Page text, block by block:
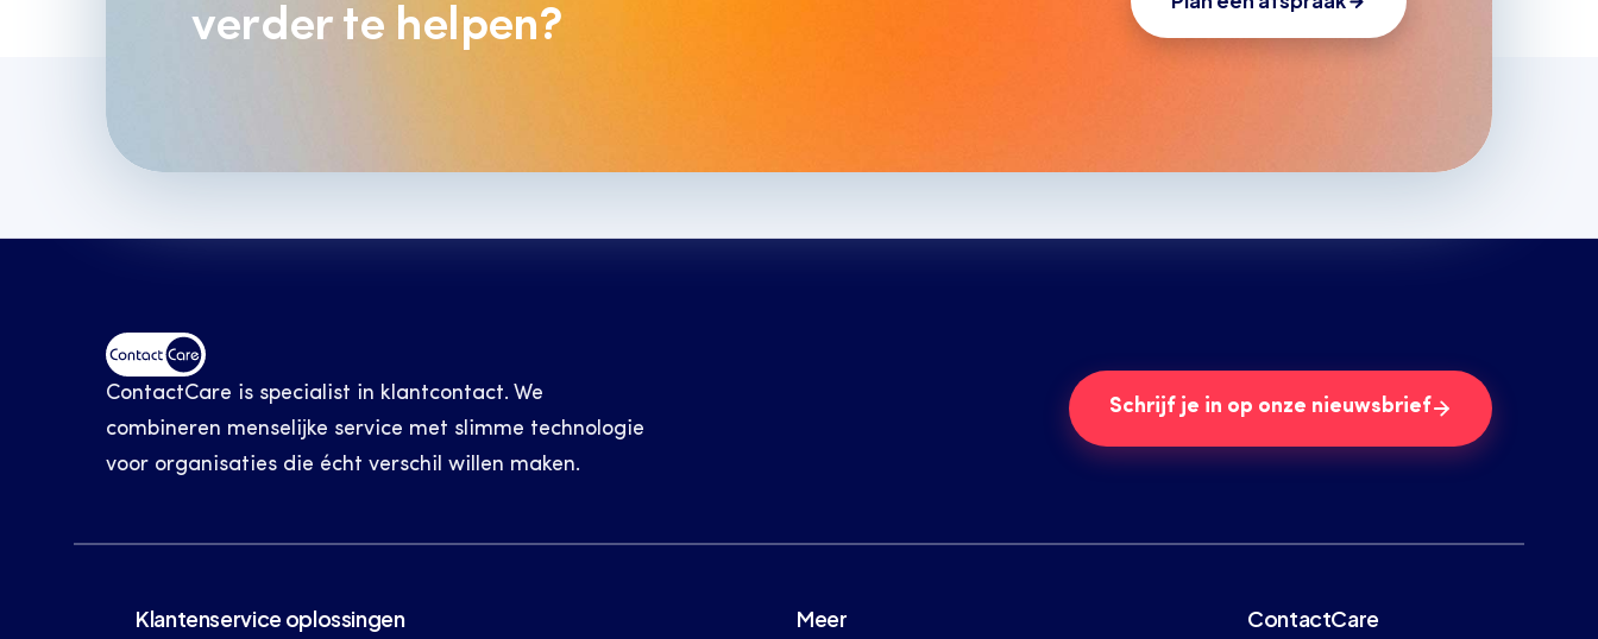
verder te helpen?
ContactCare is specialist in klantcontact. We
combineren menselijke service met slimme technologie
voor organisaties die écht verschil willen maken.
Schrijf je in op onze nieuwsbrief
Klantenservice oplossingen Meer ContactCare